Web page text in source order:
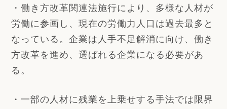
・働き方改革関連法施行により、多様な人材が
労働に参画し、現在の労働力人口は過去最多と
なっている。企業は人手不足解消に向け、働き
方改革を進め、選ばれる企業になる必要があ
る。
・一部の人材に残業を上乗せする手法では限界